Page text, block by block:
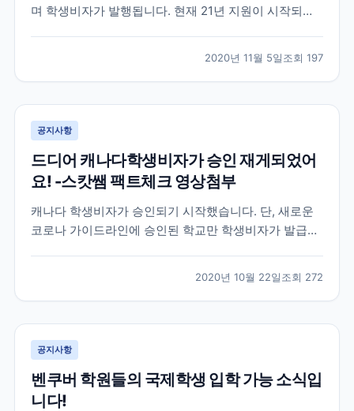
며 학생비자가 발행됩니다. 현재 21년 지원이 시작되었
2020년 11월 5일조회 197
공지사항
드디어 캐나다학생비자가 승인 재게되었어
요! -스캇쌤 팩트체크 영상첨부
캐나다 학생비자가 승인되기 시작했습니다. 단, 새로운
코로나 가이드라인에 승인된 학교만 학생비자가 발급됩
2020년 10월 22일조회 272
공지사항
벤쿠버 학원들의 국제학생 입학 가능 소식입
니다!